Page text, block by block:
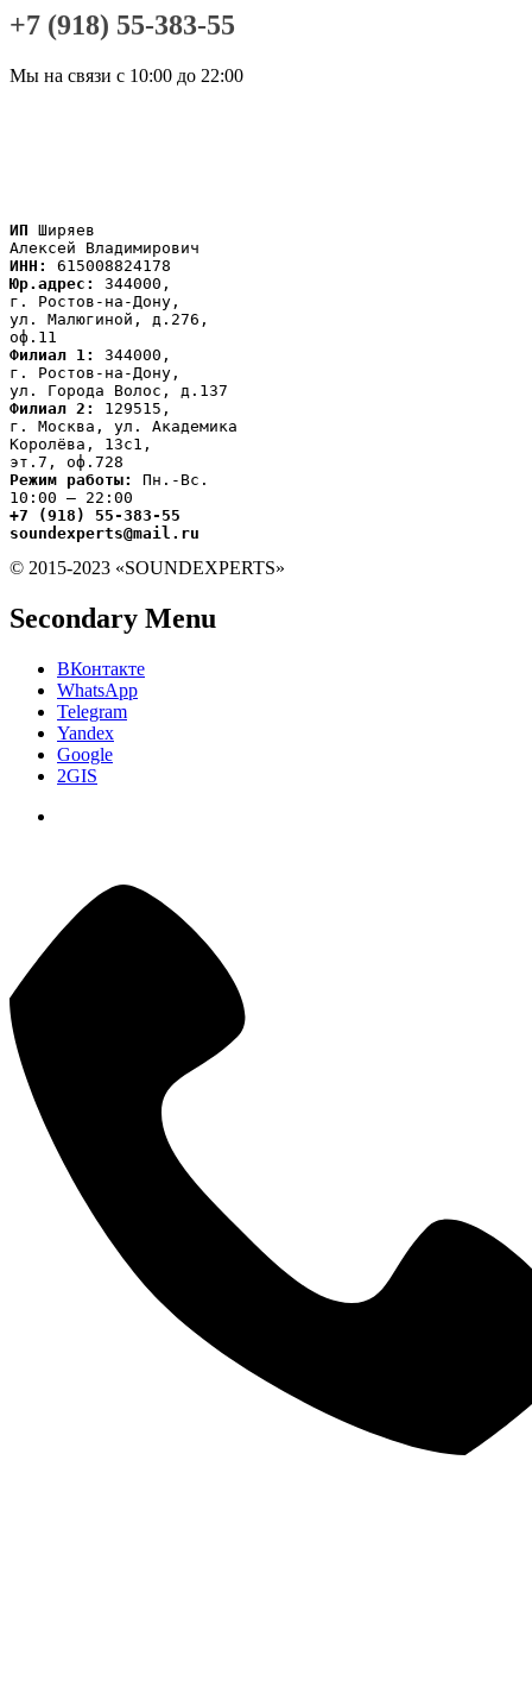
+7 (918) 55-383-55
Мы на связи с 10:00 до 22:00
ИП Ширяев
ИНН:
Юр.адрес:
344000,
г. Ростов-на-Дону,
ул. Малюгиной, д.276,
Филиал 1:
344000,
г. Ростов-на-Дону,
Филиал 2:
129515,
г. Москва, ул. Академика
Королёва, 13с1,
Режим работы:
Пн.-Вс.
+7 (918) 55-383-55
soundexperts@mail.ru
© 2015-2023 «SOUNDEXPERTS»
Secondary Menu
ВКонтакте
WhatsApp
Telegram
Yandex
Google
2GIS